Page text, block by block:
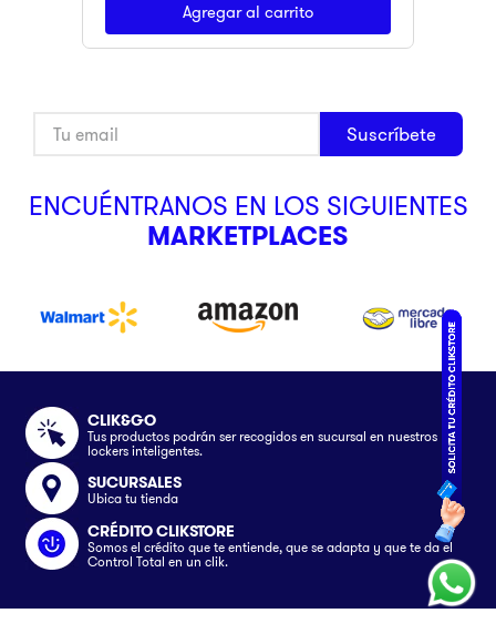
Agregar al carrito
Suscríbete
ENCUÉNTRANOS EN LOS SIGUIENTES
MARKETPLACES
CLIK&GO
Tus productos podrán ser recogidos en sucursal en nuestros
lockers inteligentes.
SUCURSALES
Ubica tu tienda
CRÉDITO CLIKSTORE
Somos el crédito que te entiende, que se adapta y que te da el
Control Total en un clik.